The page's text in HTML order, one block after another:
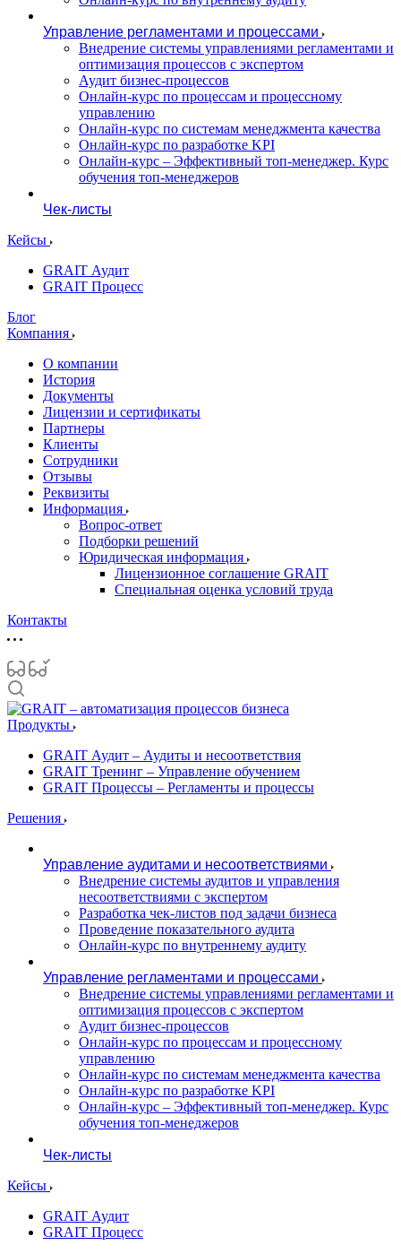
Управление регламентами и процессами
Внедрение системы управлениями регламентами и
оптимизация процессов с экспертом
Аудит бизнес-процессов
Онлайн-курс по процессам и процессному
управлению
Онлайн-курс по системам менеджмента качества
Онлайн-курс по разработке KPI
Онлайн-курс – Эффективный топ-менеджер. Курс
обучения топ-менеджеров
Чек-листы
Кейсы
GRAIT Аудит
GRAIT Процесс
Блог
Компания
О компании
История
Документы
Лицензии и сертификаты
Партнеры
Клиенты
Сотрудники
Отзывы
Реквизиты
Информация
Вопрос-ответ
Подборки решений
Юридическая информация
Лицензионное соглашение GRAIT
Специальная оценка условий труда
Контакты
Продукты
GRAIT Аудит – Аудиты и несоответствия
GRAIT Тренинг – Управление обучением
GRAIT Процессы – Регламенты и процессы
Решения
Управление аудитами и несоответствиями
Внедрение системы аудитов и управления
несоответствиями с экспертом
Разработка чек-листов под задачи бизнеса
Проведение показательного аудита
Онлайн-курс по внутреннему аудиту
Управление регламентами и процессами
Внедрение системы управлениями регламентами и
оптимизация процессов с экспертом
Аудит бизнес-процессов
Онлайн-курс по процессам и процессному
управлению
Онлайн-курс по системам менеджмента качества
Онлайн-курс по разработке KPI
Онлайн-курс – Эффективный топ-менеджер. Курс
обучения топ-менеджеров
Чек-листы
Кейсы
GRAIT Аудит
GRAIT Процесс